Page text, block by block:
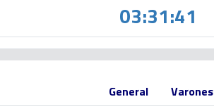
03:31:41
General Varones